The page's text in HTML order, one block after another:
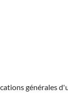
générales